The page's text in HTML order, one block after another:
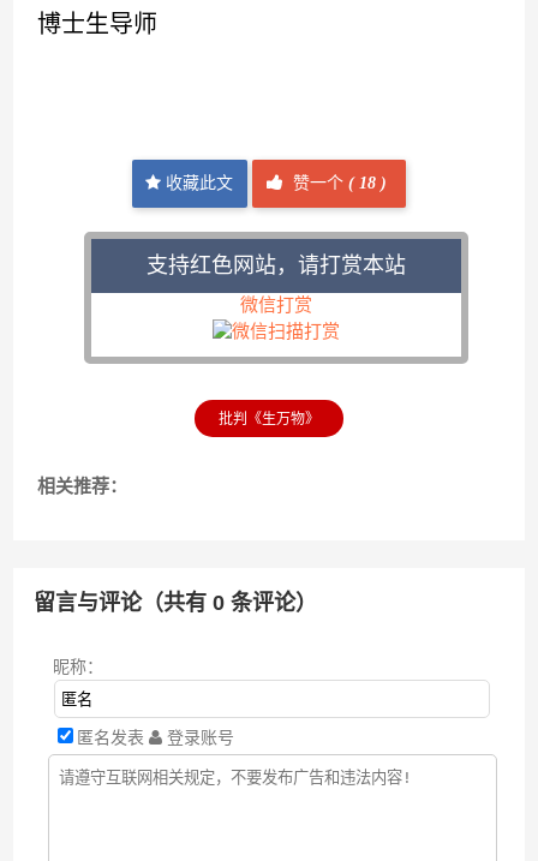
博士生导师
收藏此文 赞一个( 18 )
支持红色网站，请打赏本站
微信打赏
批判《生万物》
相关推荐：
留言与评论（共有0 条评论）
昵称：
匿名发表 登录账号